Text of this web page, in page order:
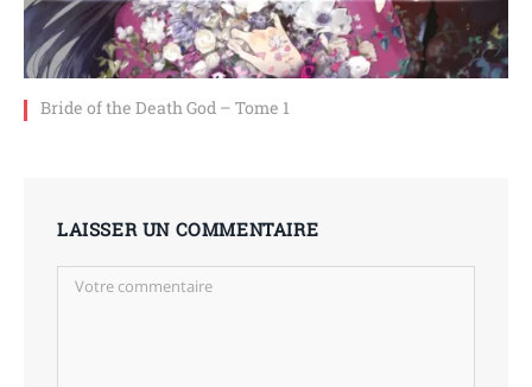
Bride of the Death God – Tome 1
LAISSER UN COMMENTAIRE